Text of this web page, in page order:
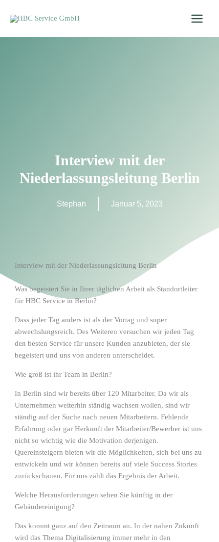
Inhalt
Interview mit der
Niederlassungsleitung Berlin
Stephan Januar 5, 2023
Interview mit der Niederlassungsleitung Berlin
Was begeistert Sie in Ihrer täglichen Arbeit als Standortleiter
für HBC Service in Berlin?
Dass jeder Tag anders ist als der Vortag und super
abwechslungsreich. Des Weiteren versuchen wir jeden Tag
den besten Service für unsere Kunden anzubieten, der sie
begeistert und uns von anderen unterscheidet.
Wie groß ist ihr Team in Berlin?
In Berlin sind wir bereits über 120 Mitarbeiter. Da wir als
Unternehmen weiterhin ständig wachsen wollen, sind wir
ständig auf der Suche nach neuen Mitarbeitern. Fehlende
Erfahrung oder gar Herkunft der Mitarbeiter/Bewerber ist uns
nicht so wichtig wie die Motivation derjenigen.
Quereinsteigern bieten wir die Möglichkeiten, sich bei uns zu
entwickeln und wir können bereits auf viele Success Stories
zurückschauen. Für uns zählt das Ergebnis der Arbeit.
Welche Herausforderungen sehen Sie künftig in der
Gebäudereinigung?
Das kommt ganz auf den Zeitraum an. In der nahen Zukunft
wird das Thema Digitalisierung immer mehr in den